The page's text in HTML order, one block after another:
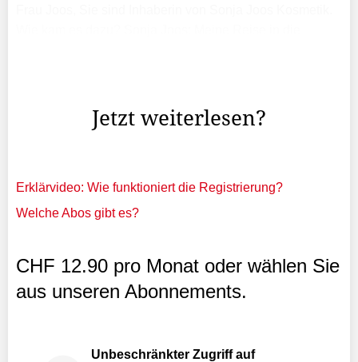
Jetzt weiterlesen?
Erklärvideo: Wie funktioniert die Registrierung?
Welche Abos gibt es?
CHF 12.90 pro Monat oder wählen Sie
aus unseren Abonnements.
Unbeschränkter Zugriff auf